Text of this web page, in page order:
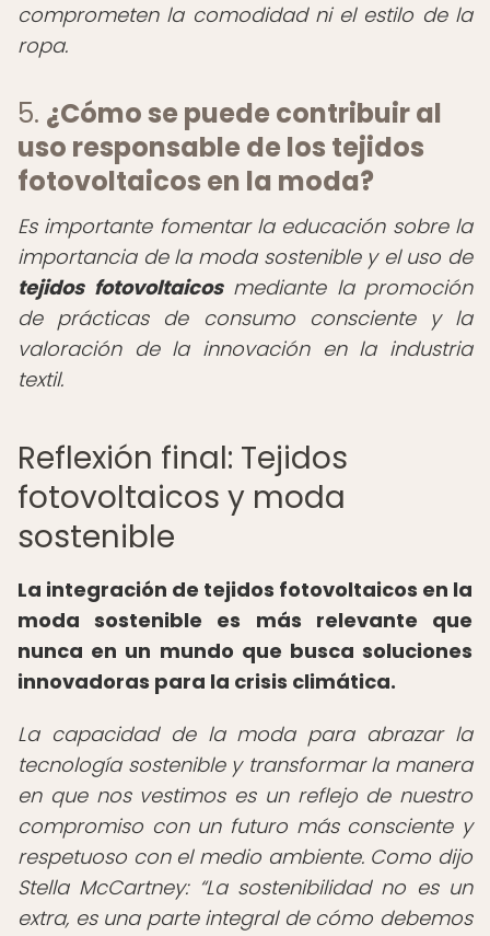
comprometen la comodidad ni el estilo de la
ropa.
5. ¿Cómo se puede contribuir al
uso responsable de los tejidos
fotovoltaicos en la moda?
Es importante fomentar la educación sobre la
importancia de la moda sostenible y el uso de
tejidos fotovoltaicosmediante la promoción
de prácticas de consumo consciente y la
valoración de la innovación en la industria
textil.
Reflexión final: Tejidos
fotovoltaicos y moda
sostenible
La integración de tejidos fotovoltaicos en la
moda sostenible es más relevante que
nunca en un mundo que busca soluciones
innovadoras para la crisis climática.
La capacidad de la moda para abrazar la
tecnología sostenible y transformar la manera
en que nos vestimos es un reflejo de nuestro
compromiso con un futuro más consciente y
respetuoso con el medio ambiente. Como dijo
Stella McCartney: La sostenibilidad no es un
extra, es una parte integral de cómo debemos